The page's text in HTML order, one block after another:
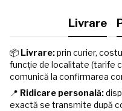
Livrare
📦 Livrare:prin curier,
funcție de localitate (tarife
comunică la confirmarea
📍 Ridicare personală:
exactă se transmite după